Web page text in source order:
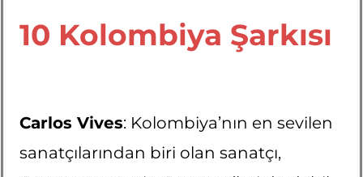
10 Kolombiya Şarkısı
Carlos Vives: Kolombiya’nın en sevilen
sanatçılarından biri olan sanatçı,